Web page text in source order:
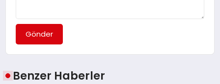
Gönder
Benzer Haberler